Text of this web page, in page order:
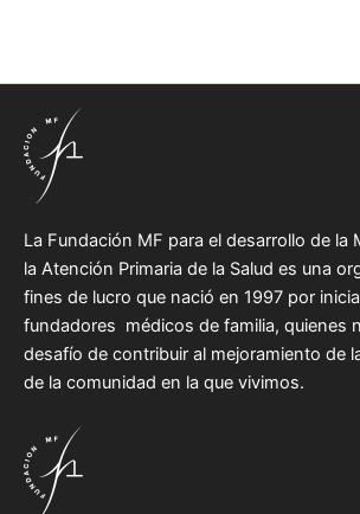
La Fundación MF para el desarrollo de la
la Atención Primaria de la Salud es una
fines de lucro que nació en 1997 por
fundadores médicos de familia, quienes
desafío de contribuir al mejoramiento de
de la comunidad en la que vivimos.